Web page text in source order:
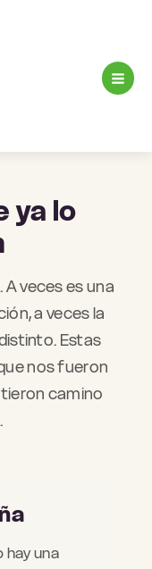
ya lo
veces es una
a veces la
Estas
nos fueron
camino
una